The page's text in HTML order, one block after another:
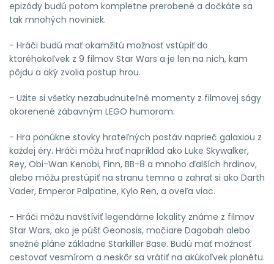
epizódy budú potom kompletne prerobené a dočkáte sa
tak mnohých noviniek.
- Hráči budú mať okamžitú možnosť vstúpiť do
ktoréhokoľvek z 9 filmov Star Wars a je len na nich, kam
pôjdu a aký zvolia postup hrou.
- Užite si všetky nezabudnuteľné momenty z filmovej ságy
okorenené zábavným LEGO humorom.
- Hra ponúkne stovky hrateľných postáv naprieč galaxiou z
každej éry. Hráči môžu hrať napríklad ako Luke Skywalker,
Rey, Obi-Wan Kenobi, Finn, BB-8 a mnoho ďalších hrdinov,
alebo môžu prestúpiť na stranu temna a zahrať si ako Darth
Vader, Emperor Palpatine, Kylo Ren, a oveľa viac.
- Hráči môžu navštíviť legendárne lokality známe z filmov
Star Wars, ako je púšť Geonosis, močiare Dagobah alebo
snežné pláne základne Starkiller Base. Budú mať možnosť
cestovať vesmírom a neskôr sa vrátiť na akúkoľvek planétu.